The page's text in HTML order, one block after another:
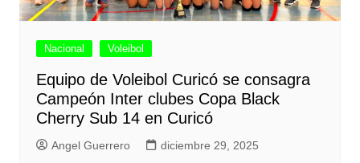
Nacional Voleibol
Equipo de Voleibol Curicó se consagra
Campeón Inter clubes Copa Black
Cherry Sub 14 en Curicó
Angel Guerrero diciembre 29, 2025